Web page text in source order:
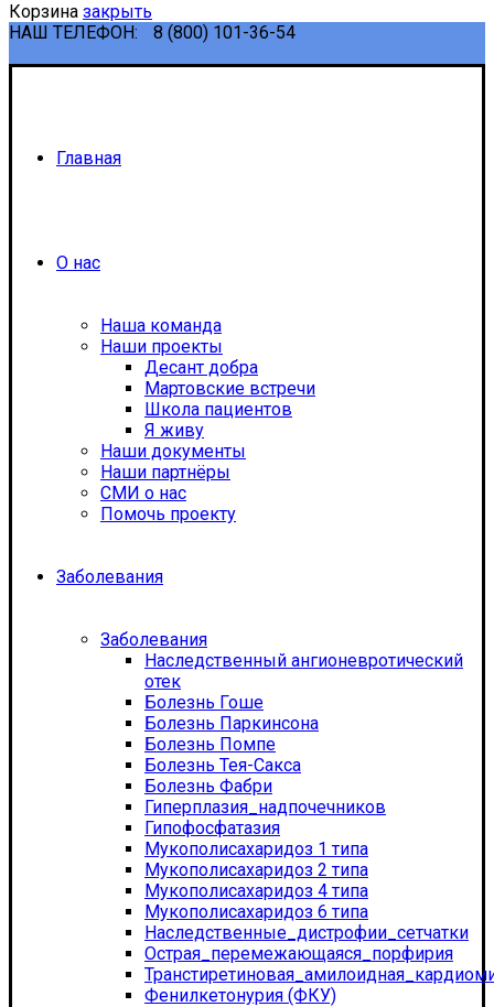
Корзина закрыть
НАШ ТЕЛЕФОН:
8 (800) 101-36-54
Главная
О нас
Наша команда
Наши проекты
Десант добра
Мартовские встречи
Школа пациентов
Я живу
Наши документы
Наши партнёры
СМИ о нас
Помочь проекту
Заболевания
Заболевания
Наследственный ангионевротический
отек
Болезнь Гоше
Болезнь Паркинсона
Болезнь Помпе
Болезнь Тея-Сакса
Болезнь Фабри
Гиперплазия_надпочечников
Гипофосфатазия
Мукополисахаридоз 1 типа
Мукополисахаридоз 2 типа
Мукополисахаридоз 4 типа
Мукополисахаридоз 6 типа
Наследственные_дистрофии_сетчатки
Острая_перемежающаяся_порфирия
Фенилкетонурия (ФКУ)